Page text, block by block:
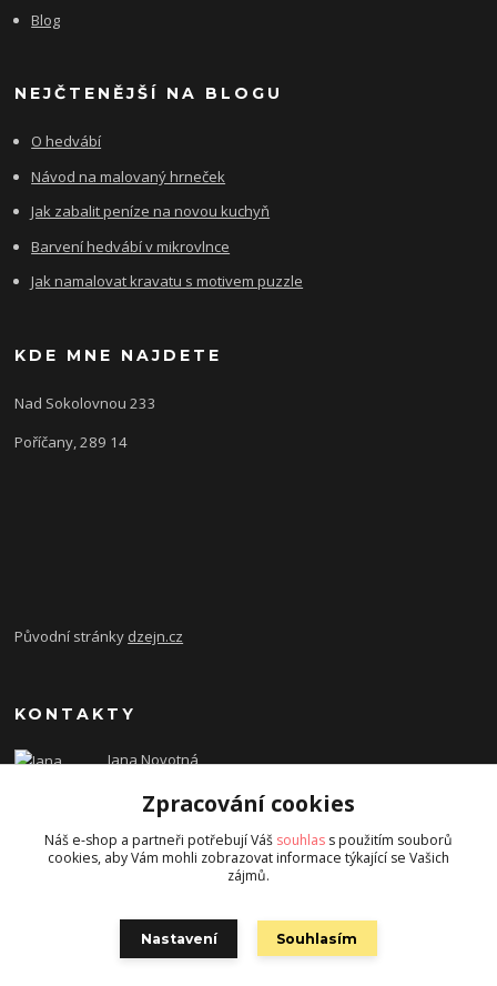
Blog
NEJČTENĚJŠÍ NA BLOGU
O hedvábí
Návod na malovaný hrneček
Jak zabalit peníze na novou kuchyň
Barvení hedvábí v mikrovlnce
Jak namalovat kravatu s motivem puzzle
KDE MNE NAJDETE
Nad Sokolovnou 233
Poříčany, 289 14
Původní stránky dzejn.cz
KONTAKTY
Jana Novotná
dzejn.n@email.cz
Zpracování cookies
Náš e-shop a partneři potřebují Váš souhlas s použitím souborů
cookies, aby Vám mohli zobrazovat informace týkající se Vašich
zájmů.
Nastavení Souhlasím